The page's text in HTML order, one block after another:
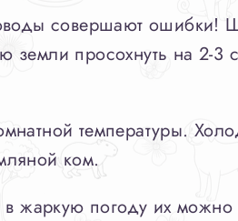
совершают
земли просохнуть на 2-
температуры.
ком.
жаркую погоду их можно